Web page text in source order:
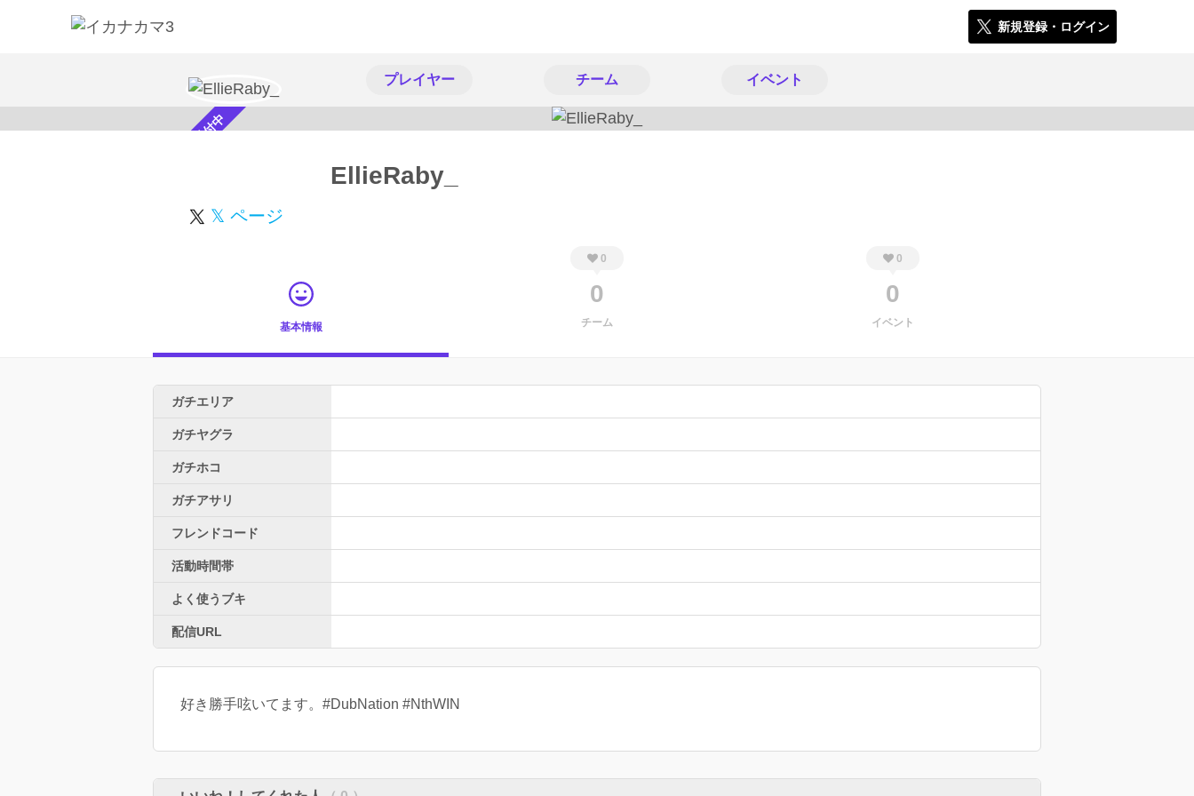
新規登録・ログイン
プレイヤー チーム イベント
スカウト受付中 EllieRaby_
𝕏 ページ
基本情報
0
0
チーム
0
0
イベント
ガチエリア
ガチヤグラ
ガチホコ
ガチアサリ
フレンドコード
活動時間帯
よく使うブキ
配信URL
好き勝手呟いてます。#DubNation #NthWIN